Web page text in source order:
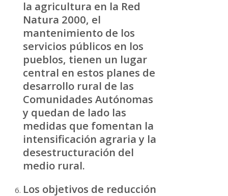
la agricultura en la Red
Natura 2000, el
mantenimiento de los
servicios públicos en los
pueblos, tienen un lugar
central en estos planes de
desarrollo rural de las
Comunidades Autónomas
y quedan de lado las
medidas que fomentan la
intensificación agraria y la
desestructuración del
medio rural.
Los objetivos de reducción